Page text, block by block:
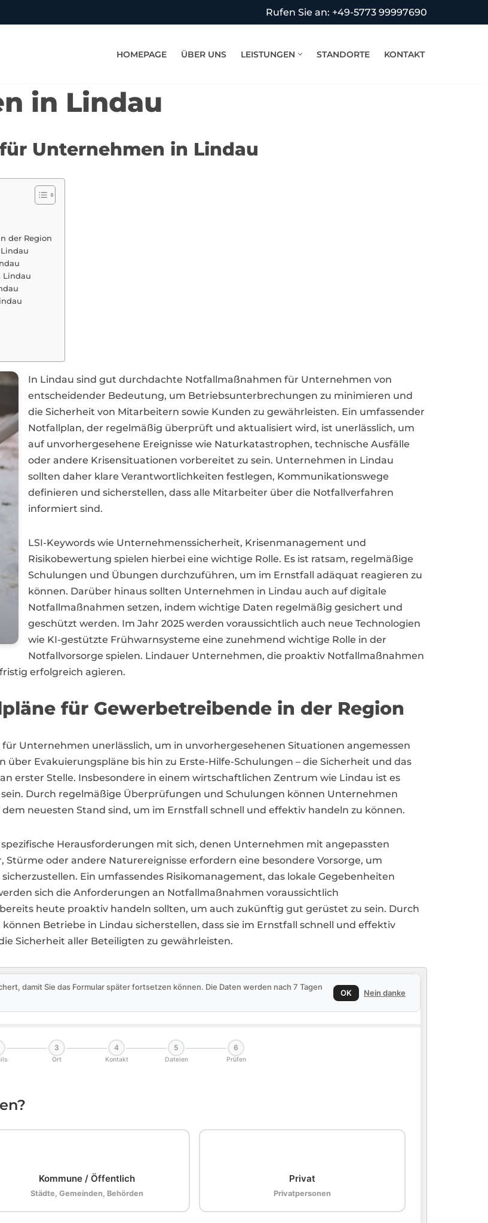
Rufen Sie an: +49-5773 99997690
HOMEPAGE ÜBER UNS LEISTUNGEN STANDORTE KONTAKT
in Lindau
Unternehmen in Lindau
der Region
Lindau
In Lindau sind gut durchdachte Notfallmaßnahmen für Unternehmen von
entscheidender Bedeutung, um Betriebsunterbrechungen zu minimieren und
die Sicherheit von Mitarbeitern sowie Kunden zu gewährleisten. Ein umfassender
Notfallplan, der regelmäßig überprüft und aktualisiert wird, ist unerlässlich, um
auf unvorhergesehene Ereignisse wie Naturkatastrophen, technische Ausfälle
oder andere Krisensituationen vorbereitet zu sein. Unternehmen in Lindau
sollten daher klare Verantwortlichkeiten festlegen, Kommunikationswege
definieren und sicherstellen, dass alle Mitarbeiter über die Notfallverfahren
informiert sind.
LSI-Keywords wie Unternehmenssicherheit, Krisenmanagement und
Risikobewertung spielen hierbei eine wichtige Rolle. Es ist ratsam, regelmäßige
Schulungen und Übungen durchzuführen, um im Ernstfall adäquat reagieren zu
können. Darüber hinaus sollten Unternehmen in Lindau auch auf digitale
Notfallmaßnahmen setzen, indem wichtige Daten regelmäßig gesichert und
geschützt werden. Im Jahr 2025 werden voraussichtlich auch neue Technologien
wie KI-gestützte Frühwarnsysteme eine zunehmend wichtige Rolle in der
Notfallvorsorge spielen. Lindauer Unternehmen, die proaktiv Notfallmaßnahmen
erfolgreich agieren.
für Gewerbetreibende in der Region
Unternehmen unerlässlich, um in unvorhergesehenen Situationen angemessen
Evakuierungspläne bis hin zu Erste-Hilfe-Schulungen – die Sicherheit und das
erster Stelle. Insbesondere in einem wirtschaftlichen Zentrum wie Lindau ist es
Durch regelmäßige Überprüfungen und Schulungen können Unternehmen
neuesten Stand sind, um im Ernstfall schnell und effektiv handeln zu können.
Herausforderungen mit sich, denen Unternehmen mit angepassten
oder andere Naturereignisse erfordern eine besondere Vorsorge, um
Ein umfassendes Risikomanagement, das lokale Gegebenheiten
sich die Anforderungen an Notfallmaßnahmen voraussichtlich
heute proaktiv handeln sollten, um auch zukünftig gut gerüstet zu sein. Durch
Betriebe in Lindau sicherstellen, dass sie im Ernstfall schnell und effektiv
Sicherheit aller Beteiligten zu gewährleisten.
damit Sie das Formular später fortsetzen können. Die Daten werden nach 7 Tagen
OK Nein danke
3
Ort
4
Kontakt
5
Dateien
6
Prüfen
Kommune / Öffentlich
Städte, Gemeinden, Behörden
Privat
Privatpersonen